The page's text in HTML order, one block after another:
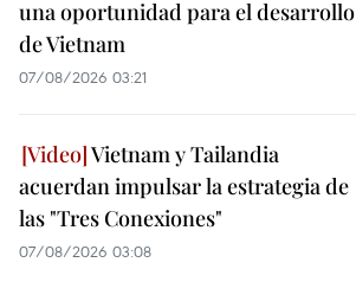
una oportunidad para el desarrollo
de Vietnam
07/08/2026 03:21
Vietnam y Tailandia
acuerdan impulsar la estrategia de
las "Tres Conexiones"
07/08/2026 03:08